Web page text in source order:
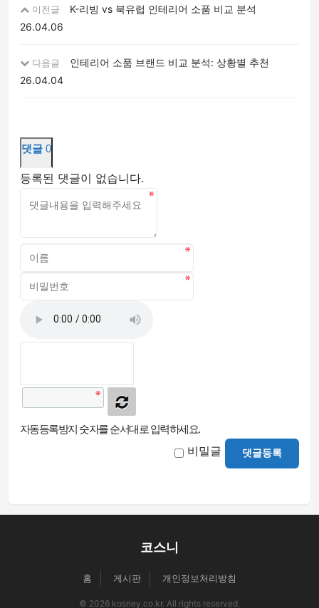
이전글
K-리빙 vs 북유럽 인테리어 소품 비교 분석
26.04.06
다음글
인테리어 소품 브랜드 비교 분석: 상황별 추천
26.04.04
댓글 0
등록된 댓글이 없습니다.
자동등록방지 숫자를 순서대로 입력하세요.
비밀글 댓글등록
코스니
홈 게시판 개인정보처리방침
© 2026 kosney.co.kr. All rights reserved.